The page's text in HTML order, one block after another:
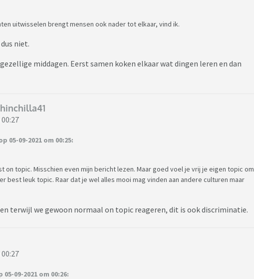
uitwisselen brengt mensen ook nader tot elkaar, vind ik.
niet.
middagen. Eerst samen koken elkaar wat dingen leren en dan
05-09-2021 om 00:25:
on topic. Misschien even mijn bericht lezen. Maar goed voel je vrij je eigen topic om
best leuk topic. Raar dat je wel alles mooi mag vinden aan andere culturen maar
terwijl we gewoon normaal on topic reageren, dit is ook discriminatie.
09-2021 om 00:26: